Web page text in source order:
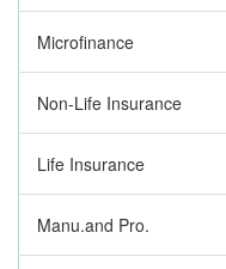
Microfinance
Non-Life Insurance
Life Insurance
Manu.and Pro.